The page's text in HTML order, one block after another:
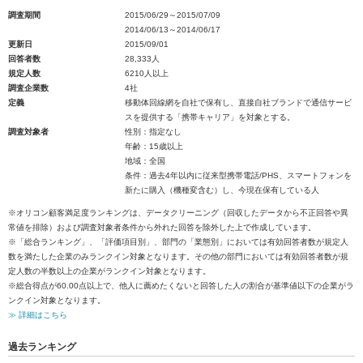
調査期間
2015/06/29～2015/07/09
2014/06/13～2014/06/17
更新日
2015/09/01
回答者数
28,333人
規定人数
6210人以上
調査企業数
4社
定義
移動体回線網を自社で保有し、直接自社ブランドで通信サービ
スを提供する「携帯キャリア」を対象とする。
調査対象者
性別：指定なし
年齢：15歳以上
地域：全国
条件：過去4年以内に従来型携帯電話/PHS、スマートフォンを
新たに購入（機種変含む）し、今現在保有している人
※オリコン顧客満足度ランキングは、データクリーニング（回収したデータから不正回答や異
常値を排除）および調査対象者条件から外れた回答を除外した上で作成しています。
※「総合ランキング」、「評価項目別」、部門の「業態別」においては有効回答者数が規定人
数を満たした企業のみランクイン対象となります。その他の部門においては有効回答者数が規
定人数の半数以上の企業がランクイン対象となります。
※総合得点が60.00点以上で、他人に薦めたくないと回答した人の割合が基準値以下の企業がラ
ンクイン対象となります。
≫ 詳細はこちら
過去ランキング